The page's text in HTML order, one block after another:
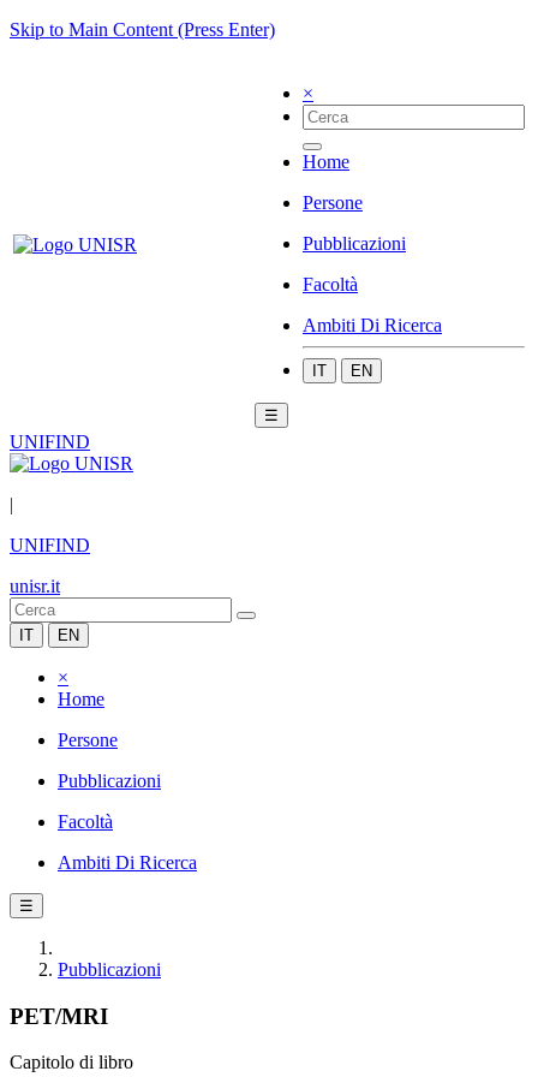
Skip to Main Content (Press Enter)
×
Home
Persone
Pubblicazioni
Facoltà
Ambiti Di Ricerca
IT EN
☰
UNIFIND
|
UNIFIND
unisr.it
IT EN
×
Home
Persone
Pubblicazioni
Facoltà
Ambiti Di Ricerca
☰
Pubblicazioni
PET/MRI
Capitolo di libro